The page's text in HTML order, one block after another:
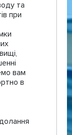
та
при
вам
в